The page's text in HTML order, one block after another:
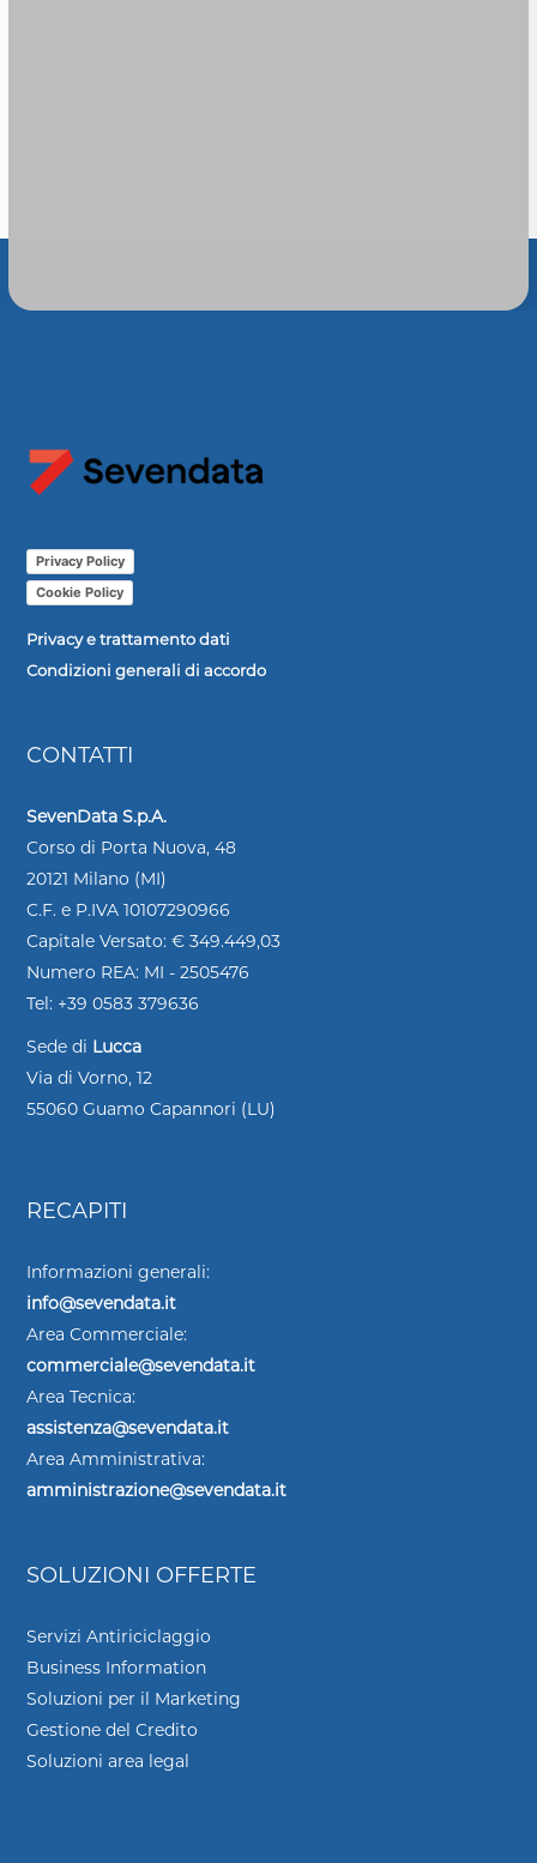
Privacy Policy
Cookie Policy
Privacy e trattamento dati
Condizioni generali di accordo
CONTATTI
SevenData S.p.A.
Corso di Porta Nuova, 48
20121 Milano (MI)
C.F. e P.IVA 10107290966
Capitale Versato: € 349.449,03
Numero REA: MI - 2505476
Tel: +39 0583 379636
Sede di Lucca
Via di Vorno, 12
55060 Guamo Capannori (LU)
RECAPITI
Informazioni generali:
info@sevendata.it
Area Commerciale:
commerciale@sevendata.it
Area Tecnica:
assistenza@sevendata.it
Area Amministrativa:
amministrazione@sevendata.it
SOLUZIONI OFFERTE
Servizi Antiriciclaggio
Business Information
Soluzioni per il Marketing
Gestione del Credito
Soluzioni area legal